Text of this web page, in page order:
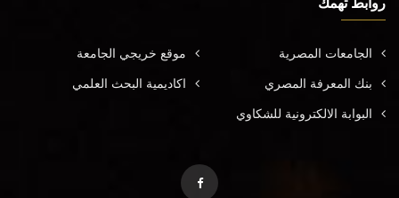
روابط تهمك
الجامعات المصرية موقع خريجي الجامعة
بنك المعرفة المصري اكاديمية البحث العلمي
البوابة الالكترونية للشكاوي